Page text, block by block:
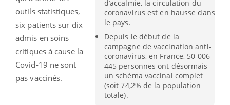
d’accalmie, la circulation du
coronavirus est en hausse dans
le pays.
Depuis le début de la
campagne de vaccination anti-
coronavirus, en France, 50 006
445 personnes ont désormais
un schéma vaccinal complet
(soit 74,2% de la population
totale).
outils statistiques,
six patients sur dix
admis en soins
critiques à cause la
Covid-19 ne sont
pas vaccinés.